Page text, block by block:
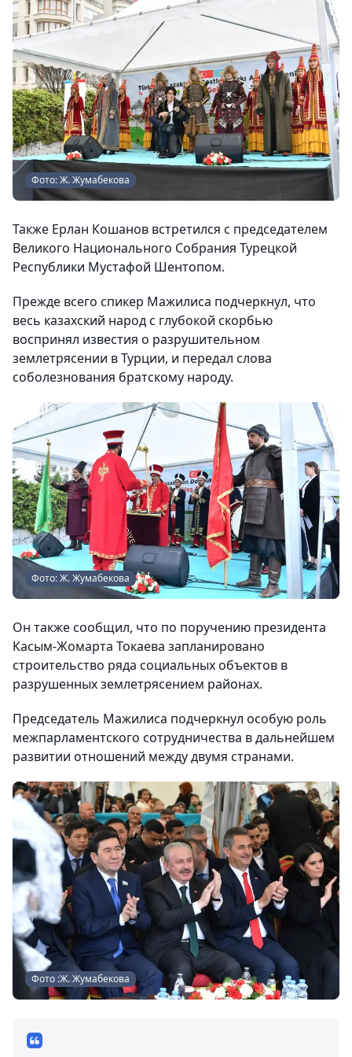
Фото: Ж. Жумабекова
Также Ерлан Кошанов встретился с председателем
Великого Национального Собрания Турецкой
Республики Мустафой Шентопом.
Прежде всего спикер Мажилиса подчеркнул, что
весь казахский народ с глубокой скорбью
воспринял известия о разрушительном
землетрясении в Турции, и передал слова
соболезнования братскому народу.
Фото: Ж. Жумабекова
Он также сообщил, что по поручению президента
Касым-Жомарта Токаева запланировано
строительство ряда социальных объектов в
разрушенных землетрясением районах.
Председатель Мажилиса подчеркнул особую роль
межпарламентского сотрудничества в дальнейшем
развитии отношений между двумя странами.
Фото :Ж. Жумабекова